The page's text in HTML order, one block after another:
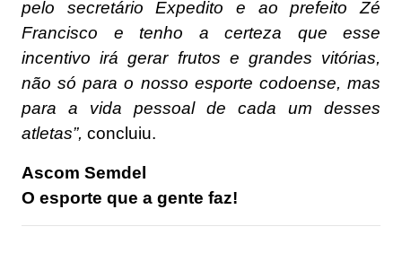
pelo secretário Expedito e ao prefeito Zé
Francisco e tenho a certeza que esse
incentivo irá gerar frutos e grandes vitórias,
não só para o nosso esporte codoense, mas
para a vida pessoal de cada um desses
atletas”, concluiu.
Ascom Semdel
O esporte que a gente faz!